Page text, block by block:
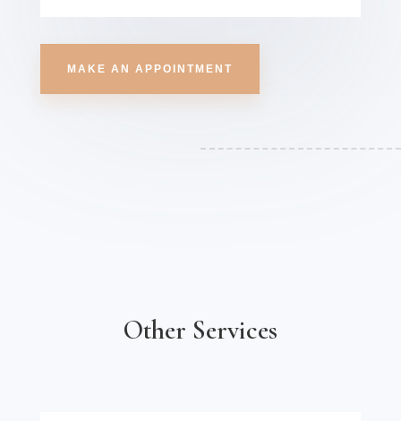
MAKE AN APPOINTMENT
Other Services